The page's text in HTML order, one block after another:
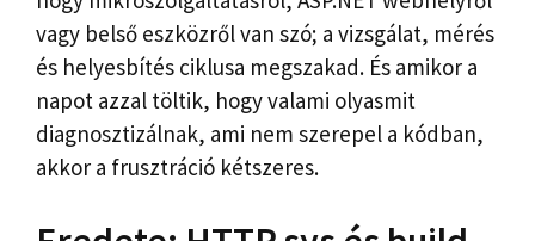
vagy belső eszközről van szó; a vizsgálat, mérés
és helyesbítés ciklusa megszakad. És amikor a
napot azzal töltik, hogy valami olyasmit
diagnosztizálnak, ami nem szerepel a kódban,
akkor a frusztráció kétszeres.